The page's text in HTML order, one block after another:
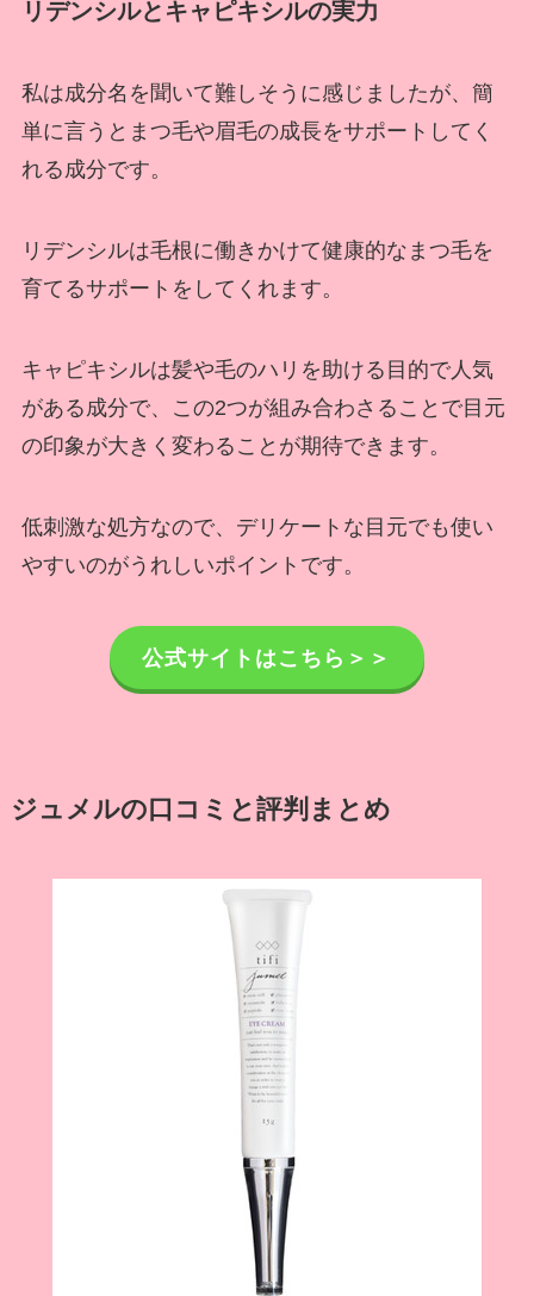
リデンシルとキャピキシルの実力
私は成分名を聞いて難しそうに感じましたが、簡
単に言うとまつ毛や眉毛の成長をサポートしてく
れる成分です。
リデンシルは毛根に働きかけて健康的なまつ毛を
育てるサポートをしてくれます。
キャピキシルは髪や毛のハリを助ける目的で人気
がある成分で、この2つが組み合わさることで目元
の印象が大きく変わることが期待できます。
低刺激な処方なので、デリケートな目元でも使い
やすいのがうれしいポイントです。
公式サイトはこちら＞＞
ジュメルの口コミと評判まとめ